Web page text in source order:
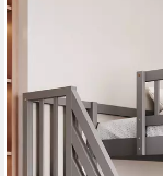
Etagenbett
Kinderbett
509,99 € UVP929,99